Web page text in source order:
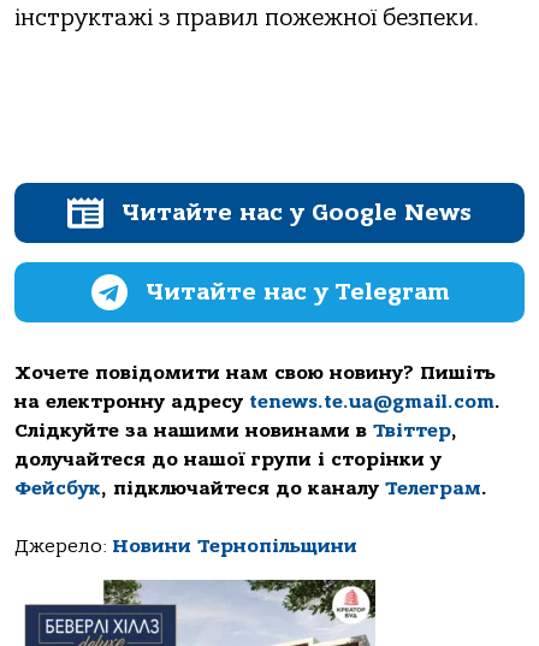
інструктажі з правил пожежної безпеки.
Читайте нас у Google News
Читайте нас у Telegram
Хочете повідомити нам свою новину? Пишіть
на електронну адресу tenews.te.ua@gmail.com.
Слідкуйте за нашими новинами в Твіттер,
долучайтеся до нашої групи і сторінки у
Фейсбук, підключайтеся до каналу Телеграм.
Джерело: Новини Тернопільщини